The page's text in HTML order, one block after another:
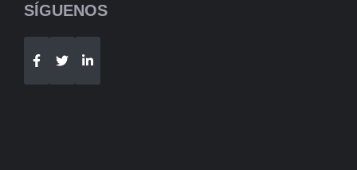
SÍGUENOS
Telegram